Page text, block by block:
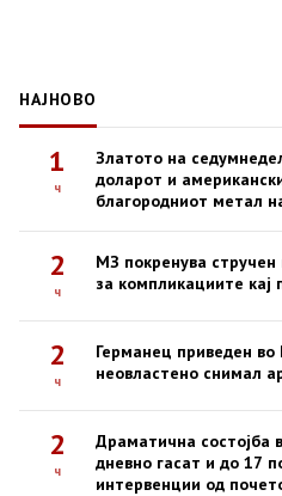
НАЈНОВО
1
ч
Златото на
доларот и
благородниот метал
2
ч
МЗ покренува стручен
за компликациите кај
2
ч
Германец приведен
неовластено снимал
2
ч
Драматична состојба
дневно гасат и до 17
интервенции од